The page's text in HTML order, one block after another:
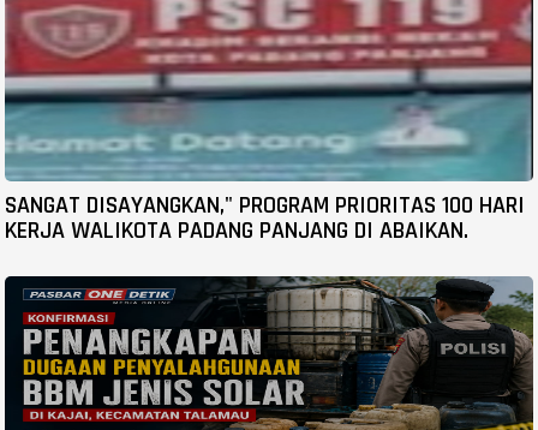
SANGAT DISAYANGKAN," PROGRAM PRIORITAS 100 HARI
KERJA WALIKOTA PADANG PANJANG DI ABAIKAN.